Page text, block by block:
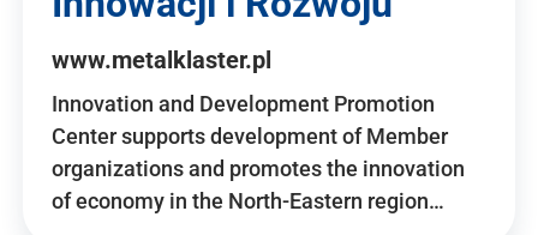
www.metalklaster.pl
Innovation and Development Promotion
Center supports development of Member
organizations and promotes the innovation
of economy in the North-Eastern region…